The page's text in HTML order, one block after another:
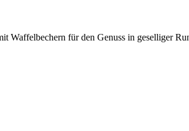
Waffelbechern für den Genuss in geselliger